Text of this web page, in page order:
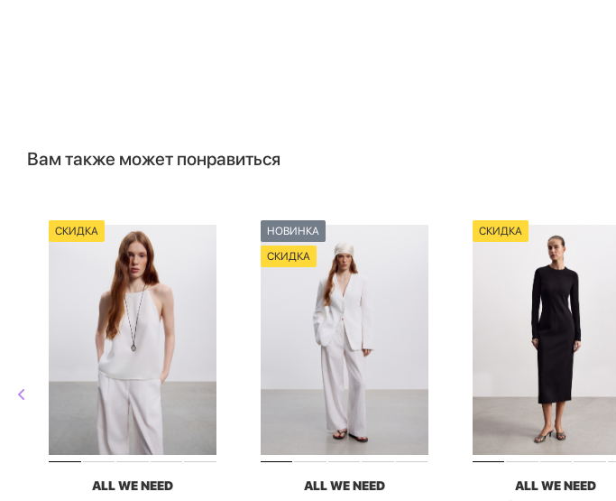
Вам также может понравиться
СКИДКА
ALL WE NEED
НОВИНКА
СКИДКА
ALL WE NEED
СКИДКА
ALL WE NEED